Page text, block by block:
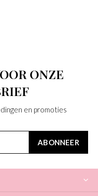
ONZE
en promoties
ABONNEER